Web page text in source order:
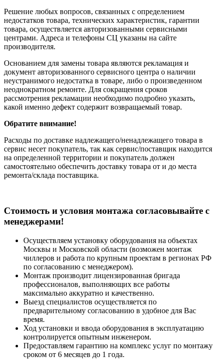
Решение любых вопросов, связанных с определением
недостатков товара, технических характеристик, гарантии
товара, осуществляется авторизованными сервисными
центрами. Адреса и телефоны СЦ указаны на сайте
производителя.
Основанием для замены товара являются рекламация и
документ авторизованного сервисного центра о наличии
неустранимого недостатка в товаре, либо о произведенном
неоднократном ремонте. Для сокращения сроков
рассмотрения рекламации необходимо подробно указать,
какой именно дефект содержит возвращаемый товар.
Обратите внимание!
Расходы по доставке надлежащего/ненадлежащего товара в
сервис несет покупатель, так как сервис/поставщик находится
на определенной территории и покупатель должен
самостоятельно обеспечить доставку товара от и до места
ремонта/склада поставщика.
Cтоимость и условия монтажа согласовывайте с
менеджерами!
Осуществляем установку оборудования на объектах
Москвы и Московской области (возможен монтаж
чиллеров и работа по крупным проектам в регионах РФ
по согласованию с менеджером).
Монтаж производит лицензированная бригада
профессионалов, выполняющих все работы
максимально аккуратно и качественно.
Выезд специалистов осуществляется по
предварительному согласованию в удобное для Вас
время.
Ход установки и ввода оборудования в эксплуатацию
контролируется опытным инженером.
Предоставляем гарантию на комплекс услуг по монтажу
сроком от 6 месяцев до 1 года.